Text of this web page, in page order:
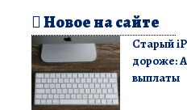
Новое на сайте
Старый
дороже:
выплаты